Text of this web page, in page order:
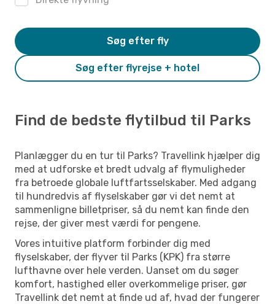
Søg efter flyrejse + hotel
Søg efter fly
Find de bedste flytilbud til Parks
Planlægger du en tur til Parks? Travellink hjælper dig
med at udforske et bredt udvalg af flymuligheder
fra betroede globale luftfartsselskaber. Med adgang
til hundredvis af flyselskaber gør vi det nemt at
sammenligne billetpriser, så du nemt kan finde den
rejse, der giver mest værdi for pengene.
Vores intuitive platform forbinder dig med
flyselskaber, der flyver til Parks (KPK) fra større
lufthavne over hele verden. Uanset om du søger
komfort, hastighed eller overkommelige priser, gør
Travellink det nemt at finde ud af, hvad der fungerer